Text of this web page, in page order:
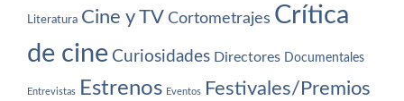
Literatura Cine y TV Cortometrajes Crítica
de cine Curiosidades Directores Documentales
Entrevistas Estrenos Eventos Festivales/Premios